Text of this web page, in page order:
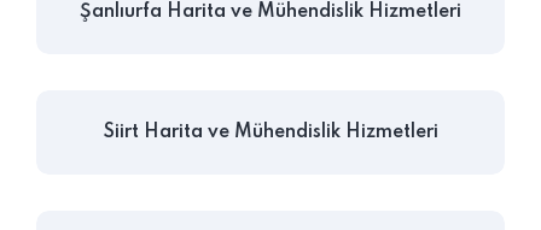
Şanlıurfa Harita ve Mühendislik Hizmetleri
Siirt Harita ve Mühendislik Hizmetleri